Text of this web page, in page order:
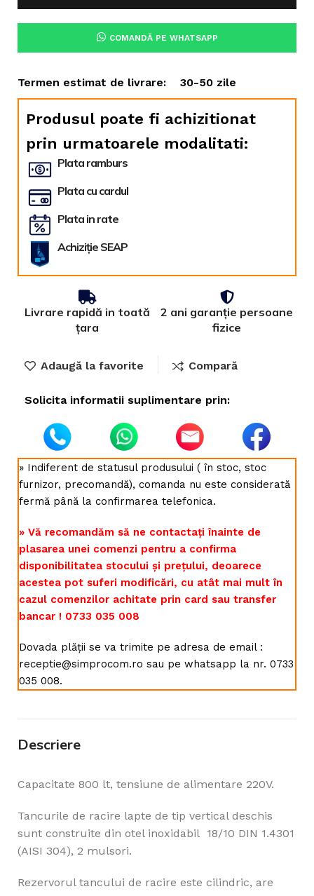
COMANDĂ PE WHATSAPP
Termen estimat de livrare: 30-50 zile
Produsul poate fi achizitionat
prin urmatoarele modalitati:
Plata ramburs
Plata cu cardul
Plata in rate
Achiziție SEAP
Livrare rapidă in toată
țara
2 ani garanție persoane
fizice
Adaugă la favorite Compară
Solicita informatii suplimentare prin:
» Indiferent de statusul produsului ( în stoc, stoc
furnizor, precomandă), comanda nu este considerată
fermă până la confirmarea telefonica.
» Vă recomandăm să ne contactați înainte de
plasarea unei comenzi pentru a confirma
disponibilitatea stocului și prețului, deoarece
acestea pot suferi modificări, cu atât mai mult în
cazul comenzilor achitate prin card sau transfer
bancar ! 0733 035 008
Dovada plății se va trimite pe adresa de email :
receptie@simprocom.ro sau pe whatsapp la nr. 0733
035 008.
Descriere
Capacitate 800 lt, tensiune de alimentare 220V.
Tancurile de racire lapte de tip vertical deschis
sunt construite din otel inoxidabil 18/10 DIN 1.4301
(AISI 304), 2 mulsori.
Rezervorul tancului de racire este cilindric, are